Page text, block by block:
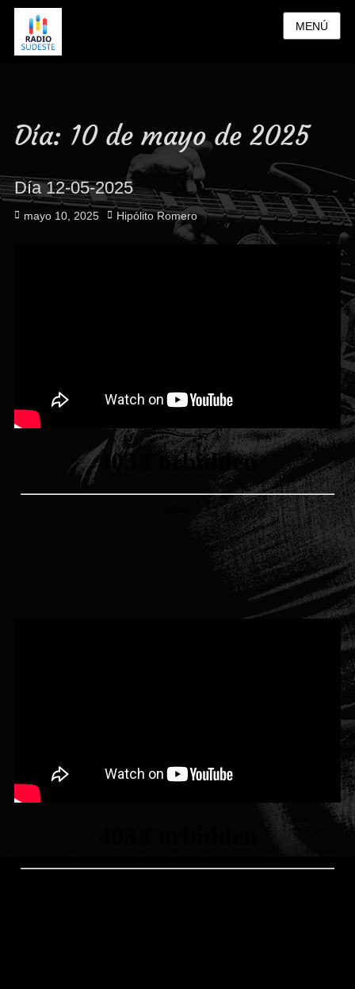
MENÚ
Día: 10 de mayo de 2025
Día 12-05-2025
Publicado
mayo 10, 2025 Autor
Hipólito Romero